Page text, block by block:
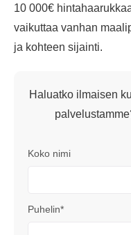
10 000€
vaikuttaa vanhan
ja kohteen sijainti.
Haluatko ilmaisen
Koko nimi
Puhelin*